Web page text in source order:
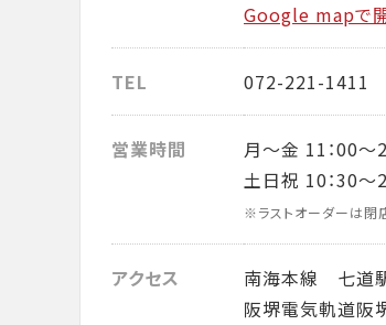
Google mapで
TEL 072-221-1411
営業時間
月～金 11：00～
土日祝 10：30～
※ラストオーダーは閉
アクセス
南海本線 七道
阪堺電気軌道